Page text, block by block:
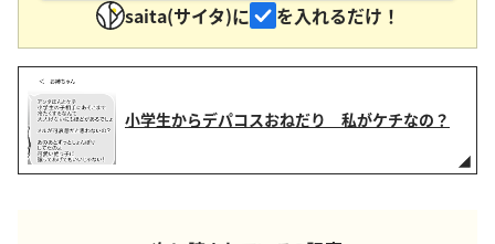
saita(サイタ)に
を入れるだけ！
小学生からデパコスおねだり 私がケチなの？